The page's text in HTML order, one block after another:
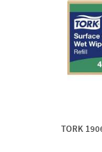
TORK